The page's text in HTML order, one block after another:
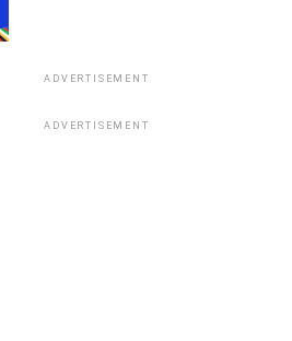
ADVERTISEMENT
ADVERTISEMENT